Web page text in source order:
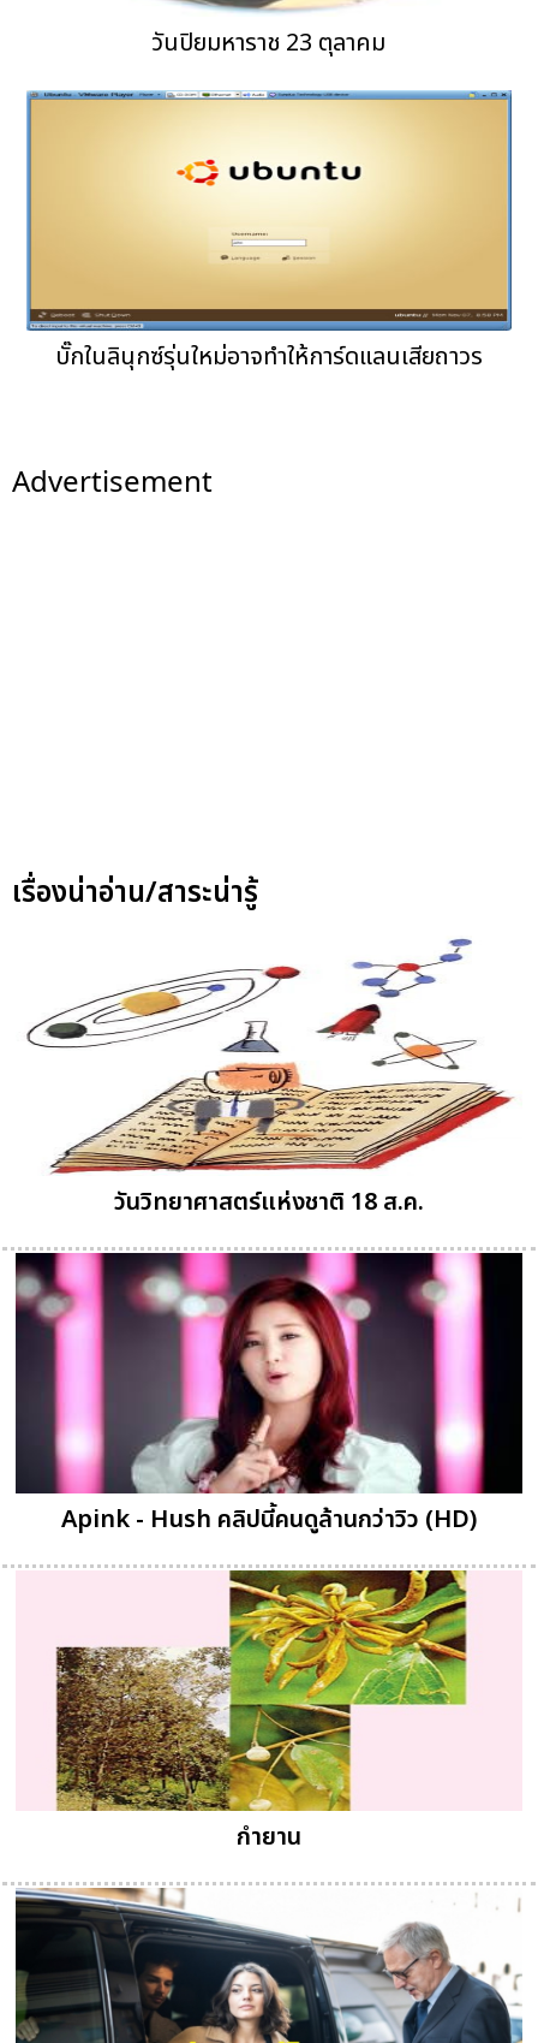
วันปิยมหาราช 23 ตุลาคม
บั๊กในลินุกซ์รุ่นใหม่อาจทำให้การ์ดแลนเสียถาวร
Advertisement
เรื่องน่าอ่าน/สาระน่ารู้
วันวิทยาศาสตร์แห่งชาติ 18 ส.ค.
Apink - Hush คลิปนี้คนดูล้านกว่าวิว (HD)
กำยาน